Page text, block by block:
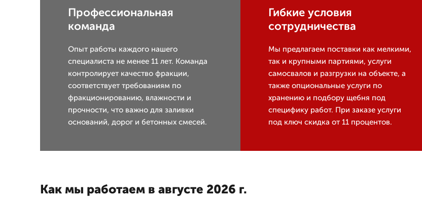
Профессиональная
команда
Опыт работы каждого нашего
специалиста не менее 11 лет. Команда
контролирует качество фракции,
соответствует требованиям по
фракционированию, влажности и
прочности, что важно для заливки
оснований, дорог и бетонных смесей.
Гибкие условия
сотрудничества
Мы предлагаем поставки как мелкими,
так и крупными партиями, услуги
самосвалов и разгрузки на объекте, а
также опциональные услуги по
хранению и подбору щебня под
специфику работ. При заказе услуги
под ключ скидка от 11 процентов.
Как мы работаем в августе 2026 г.